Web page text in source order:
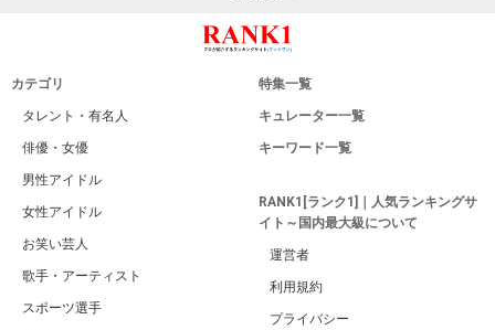
カテゴリ
タレント・有名人
俳優・女優
男性アイドル
女性アイドル
お笑い芸人
歌手・アーティスト
スポーツ選手
特集一覧
キュレーター一覧
キーワード一覧
RANK1[ランク1]｜人気ランキングサ
イト～国内最大級について
運営者
利用規約
プライバシー